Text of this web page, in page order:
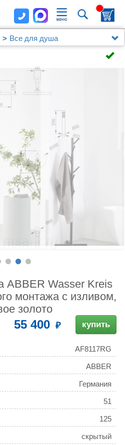
Все для душа
Wasser Kreis AF8117RG
розовое золото
ABBER Wasser Kreis
монтажа с изливом,
золото
55 400 купить
AF8117RG
ABBER
Германия
51
125
скрытый